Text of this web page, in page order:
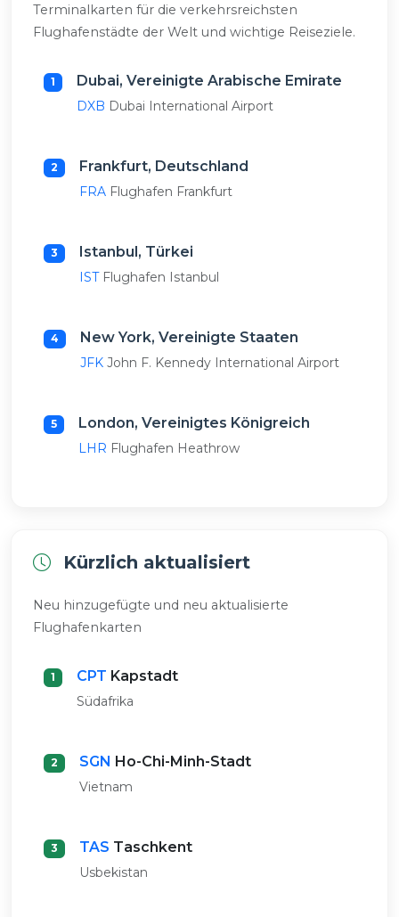
Terminalkarten für die verkehrsreichsten
Flughafenstädte der Welt und wichtige Reiseziele.
1 Dubai, Vereinigte Arabische Emirate
DXB Dubai International Airport
2 Frankfurt, Deutschland
FRAFlughafen Frankfurt
3 Istanbul, Türkei
ISTFlughafen Istanbul
4 New York, Vereinigte Staaten
JFKJohn F. Kennedy International Airport
5 London, Vereinigtes Königreich
LHR Flughafen Heathrow
Kürzlich aktualisiert
Neu hinzugefügte und neu aktualisierte
Flughafenkarten
1 CPT Kapstadt
Südafrika
2 SGN Ho-Chi-Minh-Stadt
Vietnam
3 TAS Taschkent
Usbekistan